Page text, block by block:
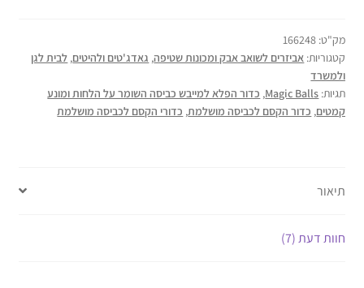
מק"ט: 166248
קטגוריות: אביזרים לשואב אבק ומכונות שטיפה, גאדג'טים ולהיטים, לבית לגן
ולמשרד
תגיות: Magic Balls
, כדור הפלא למייבש כביסה השומר על הלחות ומונע
קמטים, כדור הקסם לכביסה מושלמת, כדורי הקסם לכביסה מושלמת
תיאור
חוות דעת (7)